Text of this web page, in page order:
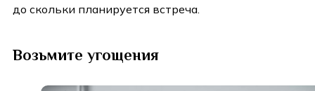
до скольки планируется встреча.
Возьмите угощения